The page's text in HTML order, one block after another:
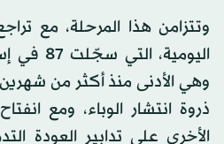
وتتزامن هذا المرحلة، مع
وهي الأدنى منذ أكثر من
ذروة انتشار الوباء، ومع
الأخرى على تدابير العودة